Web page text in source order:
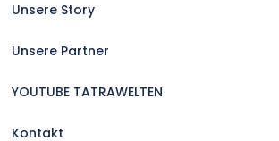
Unsere Story
Unsere Partner
YOUTUBE TATRAWELTEN
Kontakt